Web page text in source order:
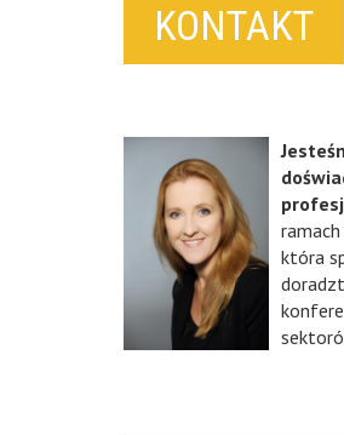
KONTAKT
która